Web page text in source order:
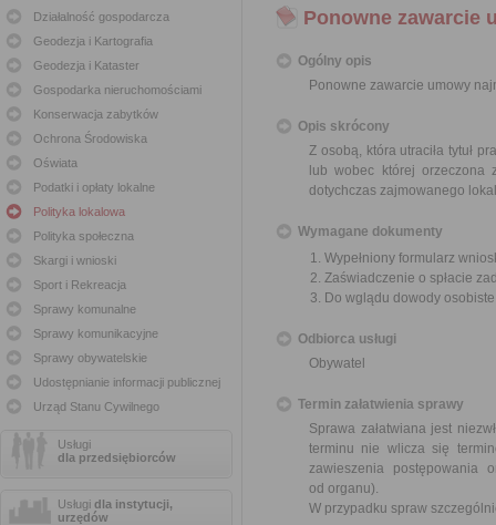
Działalność gospodarcza
Geodezja i Kartografia
Geodezja i Kataster
Gospodarka nieruchomościami
Konserwacja zabytków
Ochrona Środowiska
Oświata
Podatki i opłaty lokalne
Polityka lokalowa
Polityka społeczna
Skargi i wnioski
Sport i Rekreacja
Sprawy komunalne
Sprawy komunikacyjne
Sprawy obywatelskie
Udostępnianie informacji publicznej
Urząd Stanu Cywilnego
Usługi
dla przedsiębiorców
Usługi dla instytucji,
urzędów
Ponowne zawarcie
Ogólny opis
Ponowne zawarcie umowy
Opis skrócony
Z osobą, która utraciła tytuł
lub wobec której orzeczona
dotychczas zajmowanego
Wymagane dokumenty
Wypełniony formularz
Zaświadczenie o spłacie
Do wglądu dowody
Odbiorca usługi
Obywatel
Termin załatwienia sprawy
Sprawa załatwiana jest
terminu nie wlicza się
zawieszenia postępowania
od organu).
W przypadku spraw